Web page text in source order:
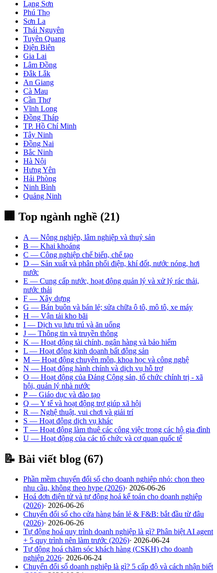
Lạng Sơn
Phú Thọ
Sơn La
Thái Nguyên
Tuyên Quang
Điện Biên
Gia Lai
Lâm Đồng
Đắk Lắk
An Giang
Cà Mau
Cần Thơ
Vĩnh Long
Đồng Tháp
TP. Hồ Chí Minh
Tây Ninh
Đồng Nai
Bắc Ninh
Hà Nội
Hưng Yên
Hải Phòng
Ninh Bình
Quảng Ninh
🏢 Top ngành nghề (21)
A — Nông nghiệp, lâm nghiệp và thuỷ sản
B — Khai khoáng
C — Công nghiệp chế biến, chế tạo
D — Sản xuất và phân phối điện, khí đốt, nước nóng, hơi
nước
E — Cung cấp nước, hoạt động quản lý và xử lý rác thải,
nước thải
F — Xây dựng
G — Bán buôn và bán lẻ; sửa chữa ô tô, mô tô, xe máy
H — Vận tải kho bãi
I — Dịch vụ lưu trú và ăn uống
J — Thông tin và truyền thông
K — Hoạt động tài chính, ngân hàng và bảo hiểm
L — Hoạt động kinh doanh bất động sản
M — Hoạt động chuyên môn, khoa học và công nghệ
N — Hoạt động hành chính và dịch vụ hỗ trợ
O — Hoạt động của Đảng Cộng sản, tổ chức chính trị - xã
hội, quản lý nhà nước
P— Giáo dục và đào tạo
Q —Y tế và hoạt động trợ giúp xã hội
R — Nghệ thuật, vui chơi và giải trí
S — Hoạt động dịch vụ khác
T — Hoạt động làm thuê các công việc trong các hộ gia đình
U — Hoạt động của các tổ chức và cơ quan quốc tế
📝 Bài viết blog (67)
Phần mềm chuyển đổi số cho doanh nghiệp nhỏ: chọn theo
nhu cầu, không theo hype (2026)· 2026-06-26
Hoá đơn điện tử và tự động hoá kế toán cho doanh nghiệp
(2026)· 2026-06-26
Chuyển đổi số cho cửa hàng bán lẻ & F&B: bắt đầu từ đâu
(2026)· 2026-06-26
Tự động hoá quy trình doanh nghiệp là gì? Phân biệt AI agent
+ 5 quy trình nên làm trước (2026)· 2026-06-24
Tự động hoá chăm sóc khách hàng (CSKH) cho doanh
nghiệp 2026· 2026-06-24
Chuyển đổi số doanh nghiệp là gì? 5 cấp độ và cách nhận biết